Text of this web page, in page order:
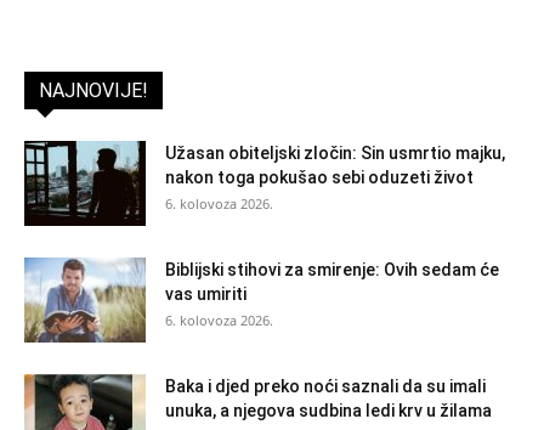
NAJNOVIJE!
Užasan obiteljski zločin: Sin usmrtio majku,
nakon toga pokušao sebi oduzeti život
6. kolovoza 2026.
Biblijski stihovi za smirenje: Ovih sedam će
vas umiriti
6. kolovoza 2026.
Baka i djed preko noći saznali da su imali
unuka, a njegova sudbina ledi krv u žilama